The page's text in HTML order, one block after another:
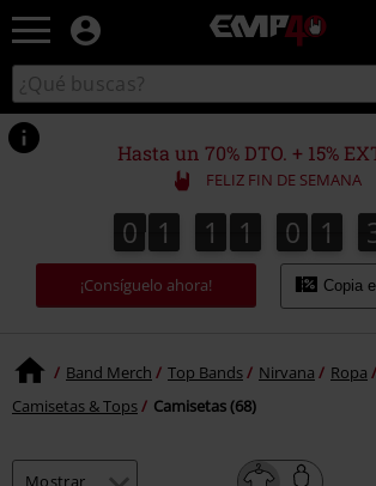
EMP
Música,
TV
&
Gaming
Merch
Ropa
Alternativa
Buscar
en
el
catálogo
Hasta un 70% DTO. + 15%
FELIZ FIN DE SEMANA
0
0 1
1 1
1 1
1 0
0 1
1
¡Consíguelo ahora! Copia
Band Merch Top Bands Nirvana
Ropa
Camisetas & Tops
Camisetas (68)